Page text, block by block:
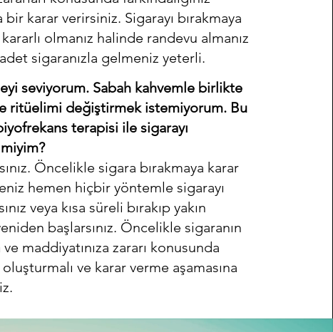
karar verirsiniz. Sigarayı bırakmaya
olmanız halinde randevu almanız
sigaranızla gelmeniz yeterli.
seviyorum. Sabah kahvemle birlikte
ritüelimi değiştirmek istemiyorum. Bu
terapisi ile sigarayı
Öncelikle sigara bırakmaya karar
hemen hiçbir yöntemle sigarayı
veya kısa süreli bırakıp yakın
başlarsınız. Öncelikle sigaranın
ve maddiyatınıza zararı konusunda
oluşturmalı ve karar verme aşamasına